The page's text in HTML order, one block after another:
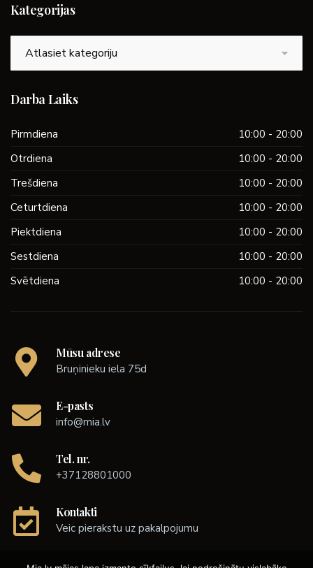
Kategorijas
Darba Laiks
Pirmdiena
10:00 - 20:00
Otrdiena
10:00 - 20:00
Trešdiena
10:00 - 20:00
Ceturtdiena
10:00 - 20:00
Piektdiena
10:00 - 20:00
Sestdiena
10:00 - 20:00
Svētdiena
10:00 - 20:00
Mūsu adrese
Bruņinieku iela 75d
E-pasts
info@mia.lv
Tel. nr.
+37128801000
Kontakti
Veic pierakstu uz pakalpojumu